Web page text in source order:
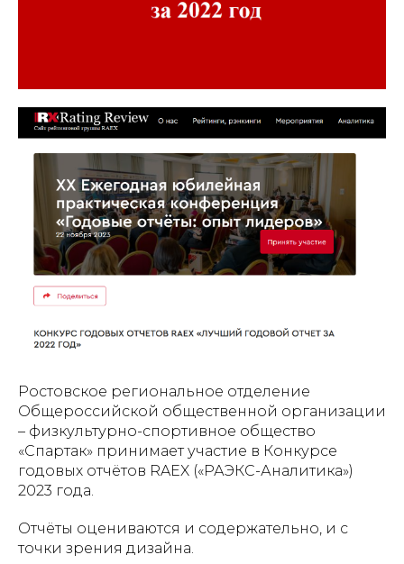
Ростовское региональное отделение
Общероссийской общественной организации
– физкультурно-спортивное общество
«Спартак» принимает участие в Конкурсе
годовых отчётов RAEX («РАЭКС-Аналитика»)
2023 года.
Отчёты оцениваются и содержательно, и с
точки зрения дизайна.